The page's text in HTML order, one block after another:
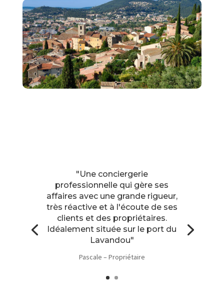
"Une conciergerie
professionnelle qui gère ses
affaires avec une grande rigueur,
très réactive et à l'écoute de ses
clients et des propriétaires.
Idéalement située sur le port du
Lavandou"
Pascale – Propriétaire